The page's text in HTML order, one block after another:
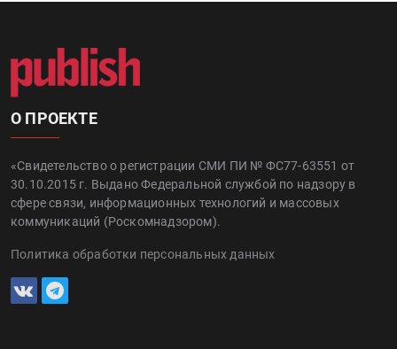
О ПРОЕКТЕ
«Свидетельство о регистрации СМИ ПИ № ФС77-63551 от
30.10.2015 г. Выдано Федеральной службой по надзору в
сфере связи, информационных технологий и массовых
коммуникаций (Роскомнадзором).
Политика обработки персональных данных